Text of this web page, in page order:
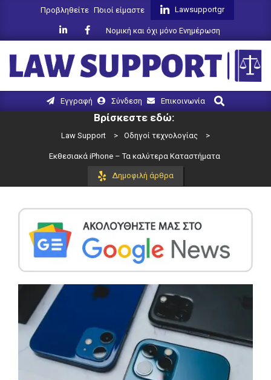
Προβληθείτε Ποιοί είμαστε Lawsupportgr
Νομική και όχι μόνο Ενημέρωση
LAW
SUPPORT
Navigation
Εγγραφή Σύνδεση Επικοινωνία
Search
Βρίσκεστε εδώ:
Law Support > Οδηγοί τεχνολογίας >
Εκθεσιακά iPhone – Τα καλύτερα Καταστήματα
Δημοφιλή άρθρα